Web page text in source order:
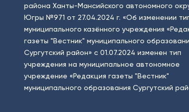
района Ханты-Мансийского автономного
Югры №971 от 27.04.2024 г. «Об изменении
муниципального казённого учреждения
газеты "Вестник" муниципального
Сургутский район» с 01.07.2024 изменен тип
учреждения на муниципальное автономное
учреждение «Редакция газеты "Вестник"
муниципального образования Сургутский